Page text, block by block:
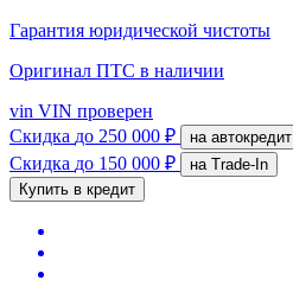
Гарантия юридической чистоты
Оригинал ПТС в наличии
vin VIN проверен
Скидка до 250 000 ₽ на автокредит
Скидка до 150 000 ₽
на Trade-In
Купить в кредит